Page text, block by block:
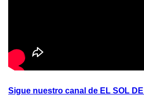
Sigue nuestro canal de EL SOL